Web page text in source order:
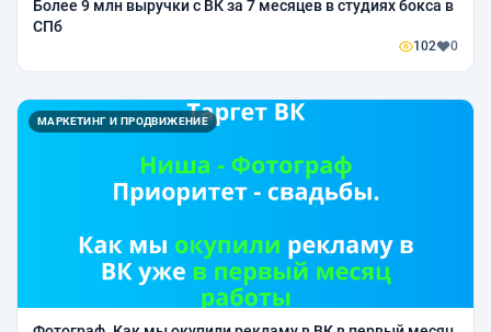
Более 9 млн выручки с ВК за 7 месяцев в студиях бокса в
СПб
102 0
МАРКЕТИНГ И ПРОДВИЖЕНИЕ